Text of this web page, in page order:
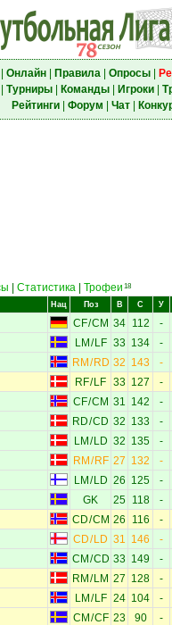
Онлайн| Правила| Опросы|
Турниры| Команды| Игроки|
Рейтинги| Форум Чат|
Статистика Трофеи 18
Нац Поз В С У
CF/CM 34 112 -
LM /LF 33 134 -
RM /RD 32 143 -
RF/ LF 33 127 -
CF/CM 31 142 -
RD/CD 32 133 -
LM /LD 32 135 -
RM /RF 27 132 -
LM /LD 26 125 -
GK 25 118 -
CD/CM 26 116 -
CD/ LD 31 146 -
CM /CD 33 149 -
RM / LM 27 128 -
LM /LF 24 104 -
CM /CF 23 90 -